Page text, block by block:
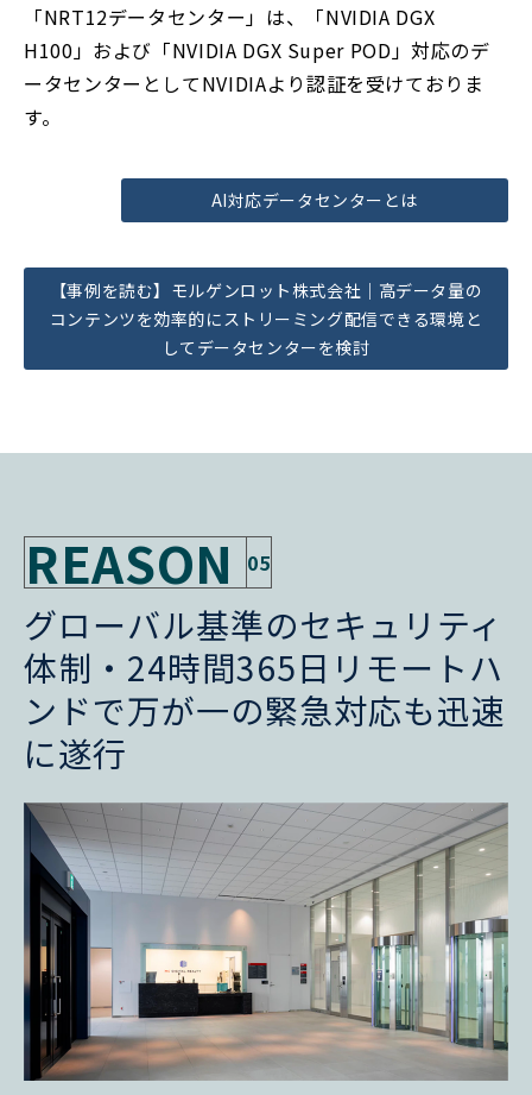
「NRT12データセンター」は、「NVIDIA DGX
H100」および「NVIDIA DGX Super POD」対応のデ
ータセンターとしてNVIDIAより認証を受けておりま
す。
AI対応データセンターとは
【事例を読む】モルゲンロット株式会社｜高データ量の
コンテンツを効率的にストリーミング配信できる環境と
してデータセンターを検討
REASON 05
グローバル基準のセキュリティ
体制・24時間365日リモートハ
ンドで万が一の緊急対応も迅速
に遂行